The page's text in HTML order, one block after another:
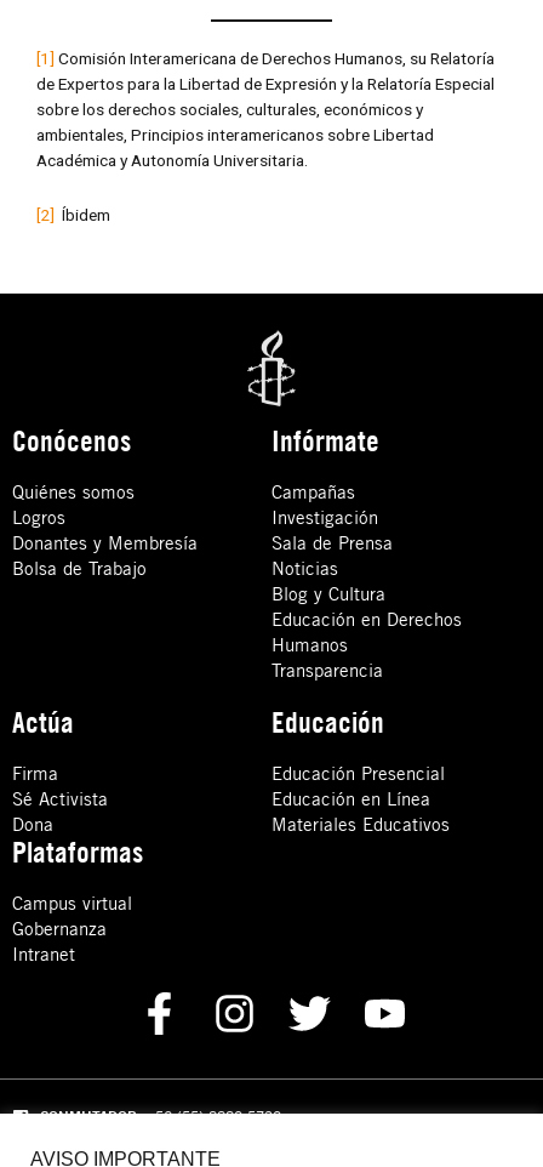
[1] Comisión Interamericana de Derechos Humanos, su Relatoría
de Expertos para la Libertad de Expresión y la Relatoría Especial
sobre los derechos sociales, culturales, económicos y
ambientales, Principios interamericanos sobre Libertad
Académica y Autonomía Universitaria.
[2] Íbidem
Conócenos
Quiénes somos
Logros
Donantes y Membresía
Bolsa de Trabajo
Infórmate
Campañas
Investigación
Sala de Prensa
Noticias
Blog y Cultura
Educación en Derechos
Humanos
Transparencia
Actúa
Firma
Sé Activista
Dona
Educación
Educación Presencial
Educación en Línea
Materiales Educativos
Plataformas
Campus virtual
Gobernanza
Intranet
CONMUTADOR: +52 (55) 8880 5730
AVISO IMPORTANTE